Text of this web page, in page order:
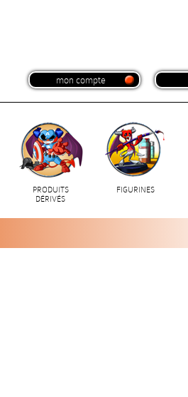
mon compte
PRODUITS
DÉRIVÉS
FIGURINES